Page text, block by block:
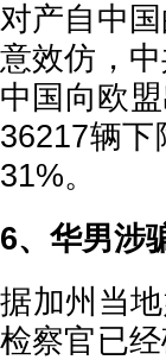
对产自中
意效仿，
中国向欧
36217辆
31%。
6、华男涉
据加州当
检察官已